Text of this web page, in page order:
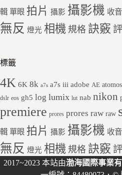
輯 單眼 拍片 攝影 攝影機 收音
無反 燈光 相機 規格 訣竅
標籤
4K 6K 8k a7s a7s iii adobe AE atomos
dslr eos gh5 log lumix lut nab nikon
premiere prores prores raw raw
輯 單眼 拍片 攝影 攝影機 收音
無反 燈光 相機 規格 訣竅
2017~2023 本站由渤海國際事業